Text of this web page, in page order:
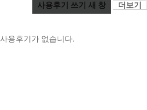
사용후기 쓰기 새 창 더보기
사용후기가 없습니다.